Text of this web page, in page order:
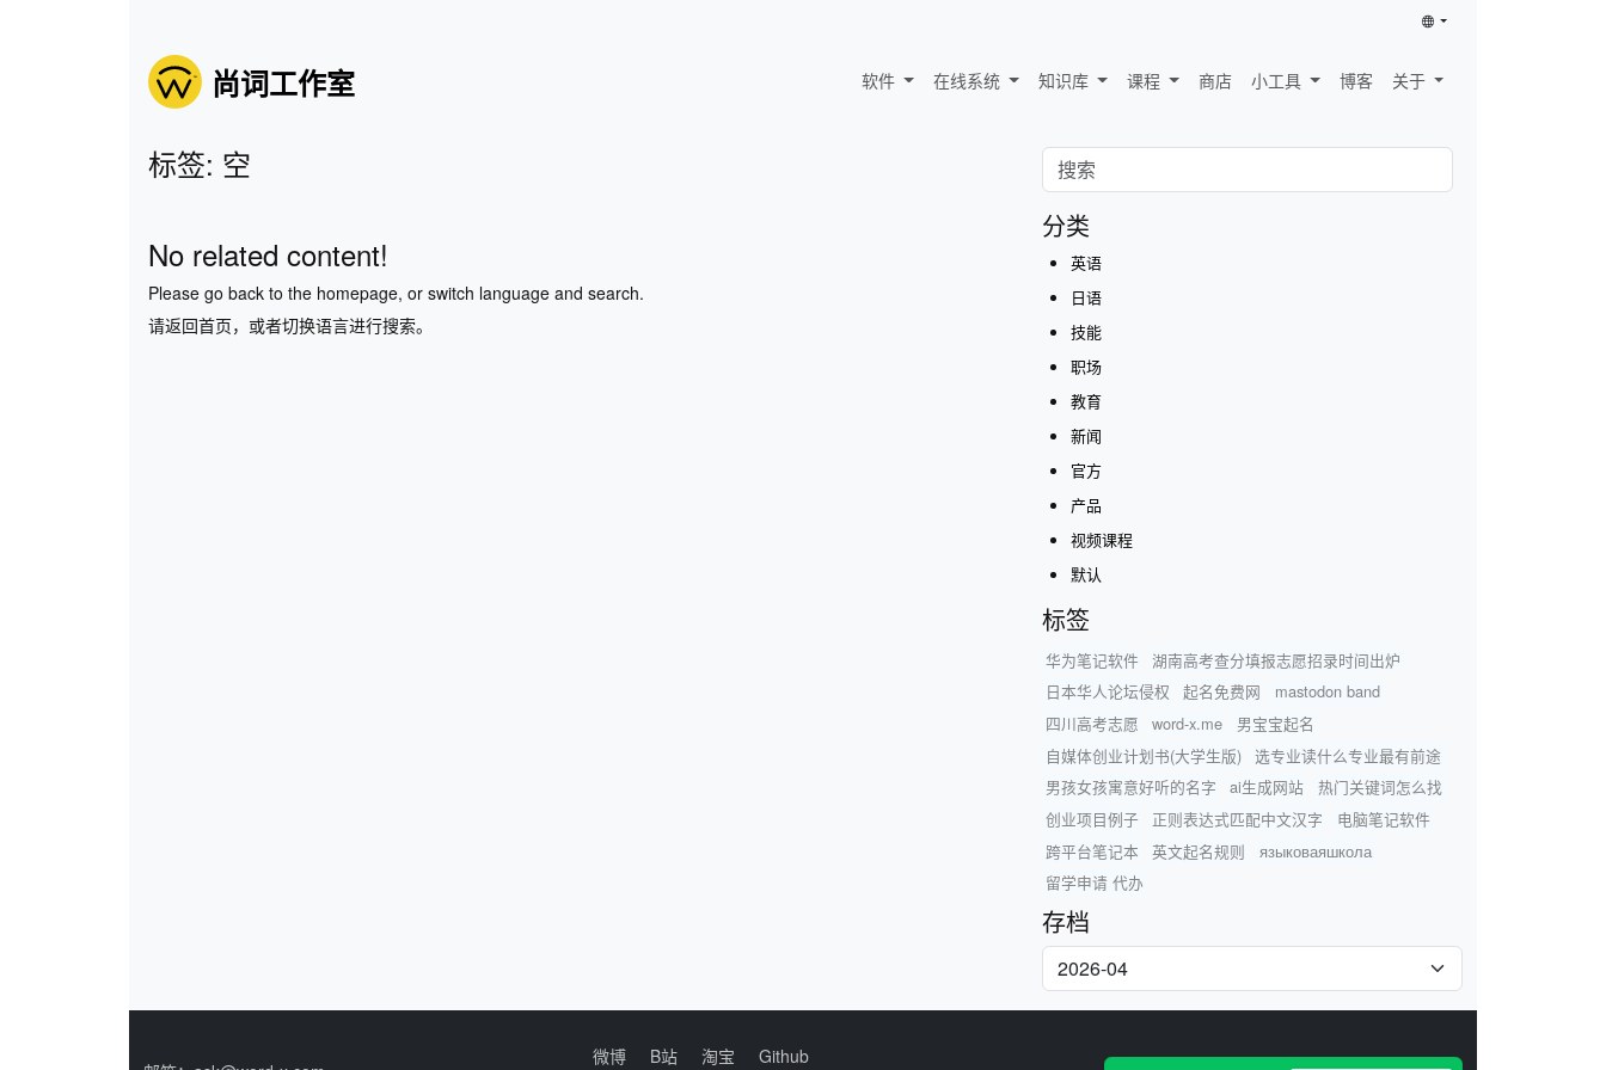
尚词工作室 软件 在线系统 知识库 课程 商店 小工具 博客 关于
标签: 空
No related content!
Please go back to the homepage, or switch language and search.
请返回首页，或者切换语言进行搜索。
分类
英语
日语
技能
职场
教育
新闻
官方
产品
视频课程
默认
标签
华为笔记软件
湖南高考查分填报志愿招录时间出炉
日本华人论坛侵权
起名免费网
mastodon band
四川高考志愿
word-x.me
男宝宝起名
自媒体创业计划书(大学生版)
选专业读什么专业最有前途
男孩女孩寓意好听的名字
ai生成网站
热门关键词怎么找
创业项目例子
正则表达式匹配中文汉字
电脑笔记软件
跨平台笔记本
英文起名规则
языковаяшкола
留学申请 代办
存档
微博 B站 淘宝 Github